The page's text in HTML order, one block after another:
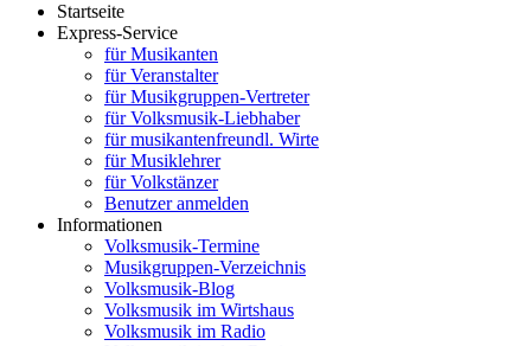
Startseite
Express-Service
für Musikanten
für Veranstalter
für Musikgruppen-Vertreter
für Volksmusik-Liebhaber
für musikantenfreundl. Wirte
für Musiklehrer
für Volkstänzer
Benutzer anmelden
Informationen
Volksmusik-Termine
Musikgruppen-Verzeichnis
Volksmusik-Blog
Volksmusik im Wirtshaus
Volksmusik im Radio